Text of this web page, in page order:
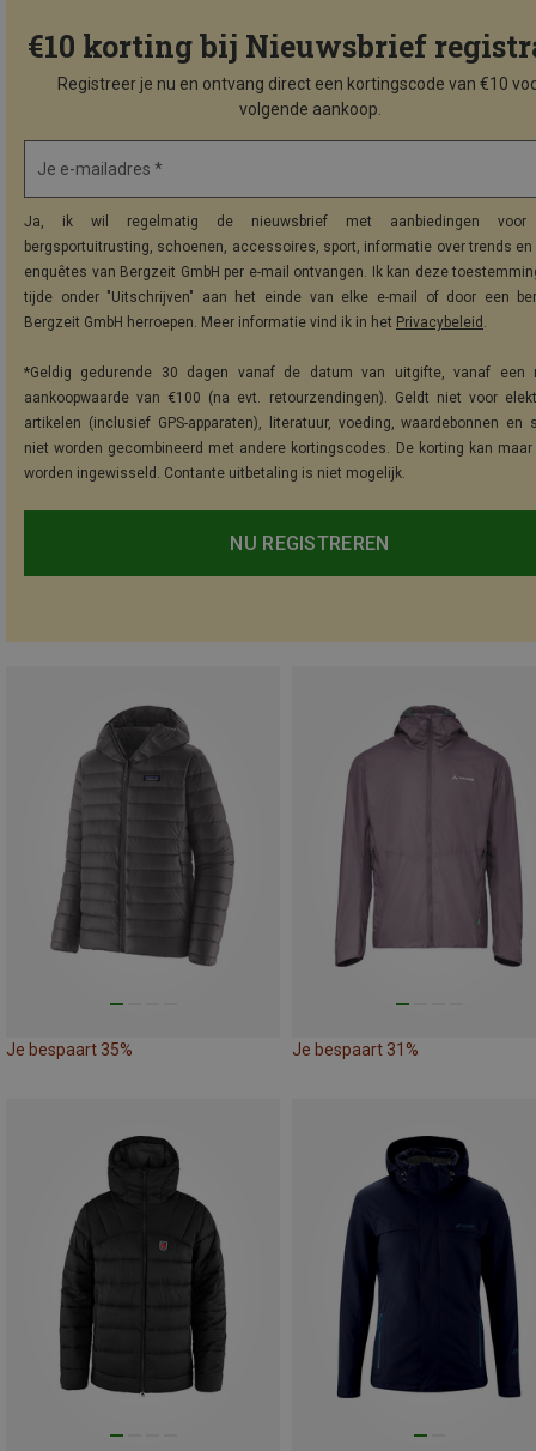
€10 korting bij Nieuwsbrief
Registreer je nu en ontvang direct een kortingscode van €10
volgende aankoop.
Je e-mailadres *
Ja, ik wil regelmatig de nieuwsbrief met aanbiedingen voor
bergsportuitrusting, schoenen, accessoires, sport, informatie over trends
enquêtes van Bergzeit GmbH per e-mail ontvangen. Ik kan deze
tijde onder "Uitschrijven" aan het einde van elke e-mail of door een
Bergzeit GmbH herroepen. Meer informatie vind ik in het Privacybeleid .
*Geldig gedurende 30 dagen vanaf de datum van uitgifte, vanaf een
aankoopwaarde van €100 (na evt. retourzendingen). Geldt niet voor
artikelen (inclusief GPS-apparaten), literatuur, voeding, waardebonnen en
niet worden gecombineerd met andere kortingscodes. De korting kan maar
worden ingewisseld. Contante uitbetaling is niet mogelijk.
NU REGISTREREN
Je bespaart 35% Je bespaart 31%